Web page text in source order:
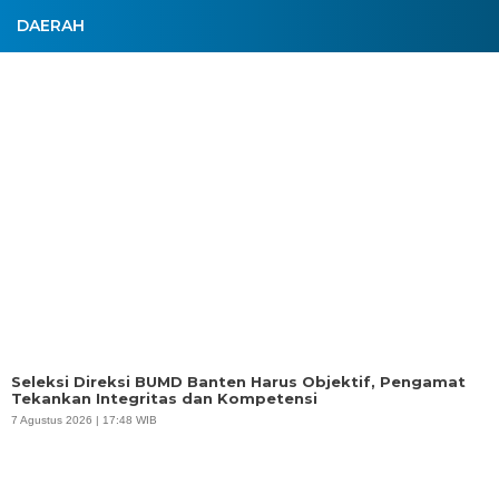
DAERAH
Seleksi Direksi BUMD Banten Harus Objektif, Pengamat
Tekankan Integritas dan Kompetensi
7 Agustus 2026 | 17:48 WIB